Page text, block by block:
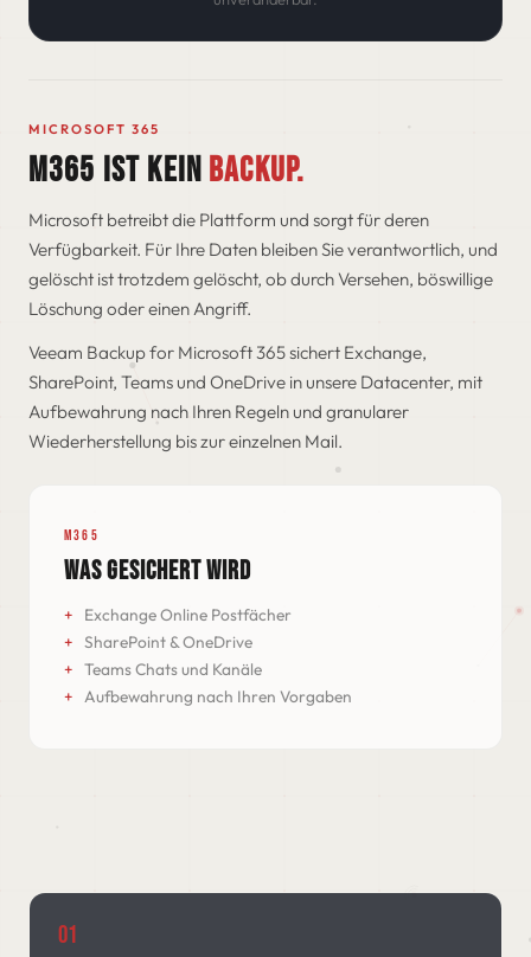
MICROSOFT 365
M365 IST KEIN BACKUP.
Microsoft betreibt die Plattform und sorgt für deren
Verfügbarkeit. Für Ihre Daten bleiben Sie verantwortlich, und
gelöscht ist trotzdem gelöscht, ob durch Versehen, böswillige
Löschung oder einen Angriff.
Veeam Backup for Microsoft 365 sichert Exchange,
SharePoint, Teams und OneDrive in unsere Datacenter, mit
Aufbewahrung nach Ihren Regeln und granularer
Wiederherstellung bis zur einzelnen Mail.
M365
WAS GESICHERT WIRD
Exchange Online Postfächer
SharePoint & OneDrive
Teams Chats und Kanäle
Aufbewahrung nach Ihren Vorgaben
01